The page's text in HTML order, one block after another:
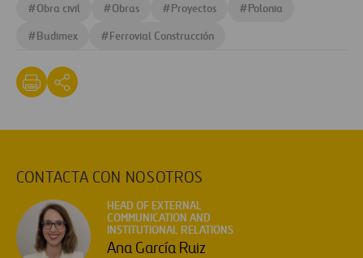
#Obra civil #Obras #Proyectos #Polonia
#Budimex #Ferrovial Construcción
CONTACTA CON NOSOTROS
HEAD OF EXTERNAL
COMMUNICATION AND
INSTITUTIONAL RELATIONS
Ana García Ruiz